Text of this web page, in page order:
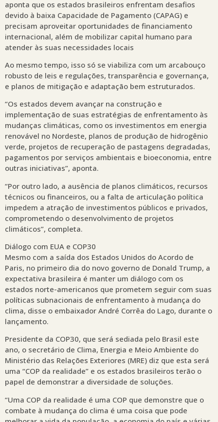
aponta que os estados brasileiros enfrentam desafios
devido à baixa Capacidade de Pagamento (CAPAG) e
precisam aproveitar oportunidades de financiamento
internacional, além de mobilizar capital humano para
atender às suas necessidades locais
Ao mesmo tempo, isso só se viabiliza com um arcabouço
robusto de leis e regulações, transparência e governança,
e planos de mitigação e adaptação bem estruturados.
“Os estados devem avançar na construção e
implementação de suas estratégias de enfrentamento às
mudanças climáticas, como os investimentos em energia
renovável no Nordeste, planos de produção de hidrogênio
verde, projetos de recuperação de pastagens degradadas,
pagamentos por serviços ambientais e bioeconomia, entre
outras iniciativas”, aponta.
“Por outro lado, a ausência de planos climáticos, recursos
técnicos ou financeiros, ou a falta de articulação política
impedem a atração de investimentos públicos e privados,
comprometendo o desenvolvimento de projetos
climáticos”, completa.
Diálogo com EUA e COP30
Mesmo com a saída dos Estados Unidos do Acordo de
Paris, no primeiro dia do novo governo de Donald Trump, a
expectativa brasileira é manter um diálogo com os
estados norte-americanos que prometem seguir com suas
políticas subnacionais de enfrentamento à mudança do
clima, disse o embaixador André Corrêa do Lago, durante o
lançamento.
Presidente da COP30, que será sediada pelo Brasil este
ano, o secretário de Clima, Energia e Meio Ambiente do
Ministério das Relações Exteriores (MRE) diz que esta será
uma “COP da realidade” e os estados brasileiros terão o
papel de demonstrar a diversidade de soluções.
“Uma COP da realidade é uma COP que demonstre que o
combate à mudança do clima é uma coisa que pode